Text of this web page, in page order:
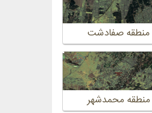
منطقه صفادشت
منطقه محمدشهر